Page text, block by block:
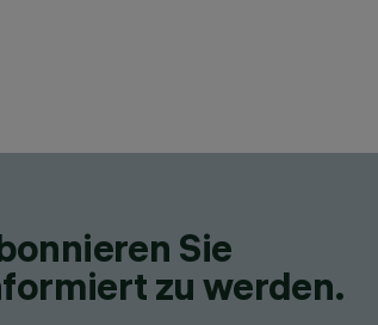
Sie
zu werden.